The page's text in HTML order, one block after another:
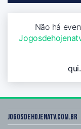
Não há
Jogosdehojenatv.com.br